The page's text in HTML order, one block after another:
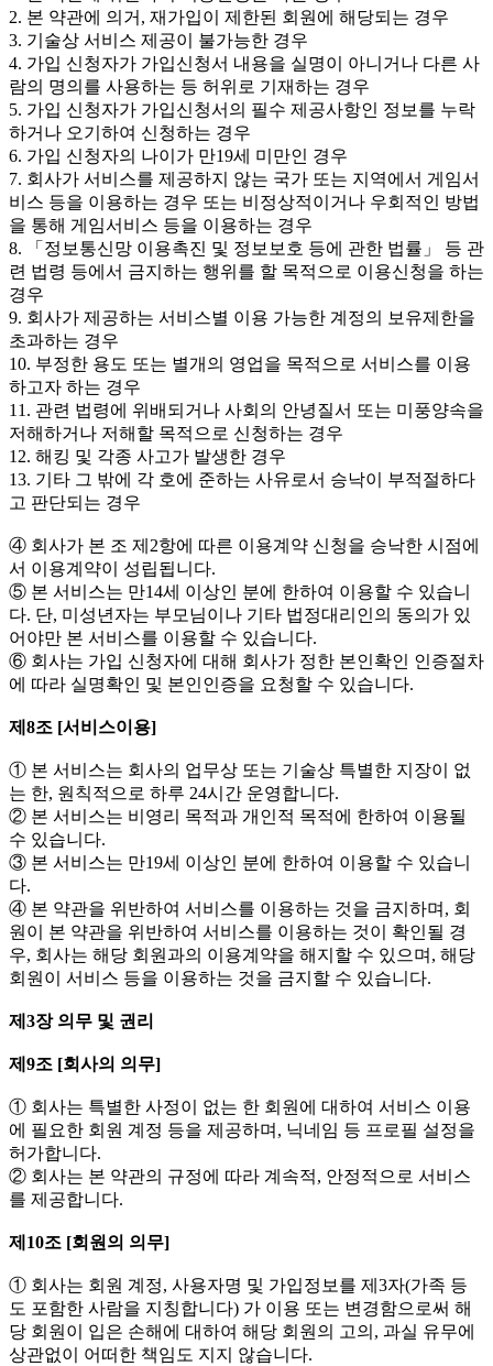
2. 본 약관에 의거, 재가입이 제한된 회원에 해당되는 경우
3. 기술상 서비스 제공이 불가능한 경우
4. 가입 신청자가 가입신청서 내용을 실명이 아니거나 다른 사
람의 명의를 사용하는 등 허위로 기재하는 경우
5. 가입 신청자가 가입신청서의 필수 제공사항인 정보를 누락
하거나 오기하여 신청하는 경우
6. 가입 신청자의 나이가 만19세 미만인 경우
7. 회사가 서비스를 제공하지 않는 국가 또는 지역에서 게임서
비스 등을 이용하는 경우 또는 비정상적이거나 우회적인 방법
을 통해 게임서비스 등을 이용하는 경우
8. 「정보통신망 이용촉진 및 정보보호 등에 관한 법률」 등 관
련 법령 등에서 금지하는 행위를 할 목적으로 이용신청을 하는
경우
9. 회사가 제공하는 서비스별 이용 가능한 계정의 보유제한을
초과하는 경우
10. 부정한 용도 또는 별개의 영업을 목적으로 서비스를 이용
하고자 하는 경우
11. 관련 법령에 위배되거나 사회의 안녕질서 또는 미풍양속을
저해하거나 저해할 목적으로 신청하는 경우
12. 해킹 및 각종 사고가 발생한 경우
13. 기타 그 밖에 각 호에 준하는 사유로서 승낙이 부적절하다
고 판단되는 경우
④ 회사가 본 조 제2항에 따른 이용계약 신청을 승낙한 시점에
서 이용계약이 성립됩니다.
⑤ 본 서비스는 만14세 이상인 분에 한하여 이용할 수 있습니
다. 단, 미성년자는 부모님이나 기타 법정대리인의 동의가 있
어야만 본 서비스를 이용할 수 있습니다.
⑥ 회사는 가입 신청자에 대해 회사가 정한 본인확인 인증절차
에 따라 실명확인 및 본인인증을 요청할 수 있습니다.
제8조 [서비스이용]
① 본 서비스는 회사의 업무상 또는 기술상 특별한 지장이 없
는 한, 원칙적으로 하루 24시간 운영합니다.
② 본 서비스는 비영리 목적과 개인적 목적에 한하여 이용될
수 있습니다.
③ 본 서비스는 만19세 이상인 분에 한하여 이용할 수 있습니
다.
④ 본 약관을 위반하여 서비스를 이용하는 것을 금지하며, 회
원이 본 약관을 위반하여 서비스를 이용하는 것이 확인될 경
우, 회사는 해당 회원과의 이용계약을 해지할 수 있으며, 해당
회원이 서비스 등을 이용하는 것을 금지할 수 있습니다.
제3장 의무 및 권리
제9조 [회사의 의무]
① 회사는 특별한 사정이 없는 한 회원에 대하여 서비스 이용
에 필요한 회원 계정 등을 제공하며, 닉네임 등 프로필 설정을
허가합니다.
② 회사는 본 약관의 규정에 따라 계속적, 안정적으로 서비스
를 제공합니다.
제10조 [회원의 의무]
① 회사는 회원 계정, 사용자명 및 가입정보를 제3자(가족 등
도 포함한 사람을 지칭합니다) 가 이용 또는 변경함으로써 해
당 회원이 입은 손해에 대하여 해당 회원의 고의, 과실 유무에
상관없이 어떠한 책임도 지지 않습니다.